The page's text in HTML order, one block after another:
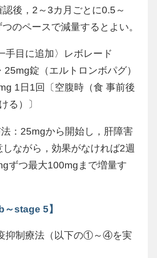
後，2～3カ月ごとに0.5～
のペースで減量するとよい。
手目に追加〉レボレード
錠（エルトロンボパグ）
1日1回〔空腹時（食 事前後
る）〕
：25mgから開始し，肝障害
ながら，効果がなければ2週
ずつ最大100mgまで増量す
～stage 5】
抑制療法（以下の①～④を実